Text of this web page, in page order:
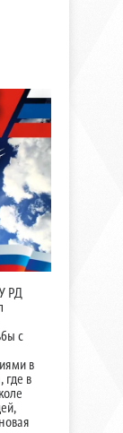
РД
с
в
где в